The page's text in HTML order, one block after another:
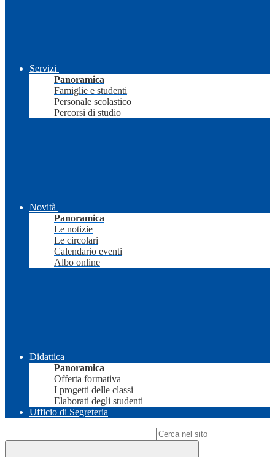
Servizi
Panoramica
Famiglie e studenti
Personale scolastico
Percorsi di studio
Novità
Panoramica
Le notizie
Le circolari
Calendario eventi
Albo online
Didattica
Panoramica
Offerta formativa
I progetti delle classi
Elaborati degli studenti
Ufficio di Segreteria